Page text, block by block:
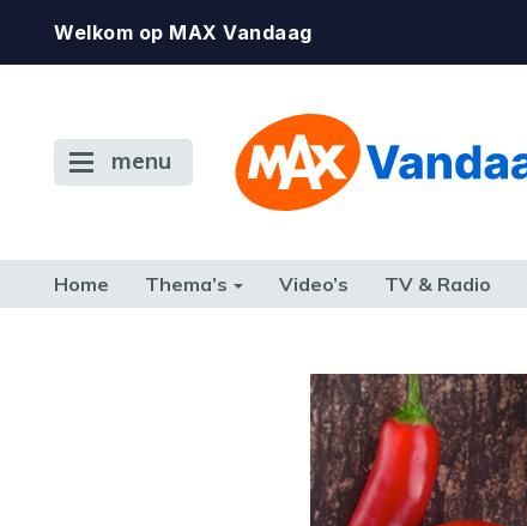
Welkom op MAX Vandaag
menu
Home Thema’s Video’s TV & Radio